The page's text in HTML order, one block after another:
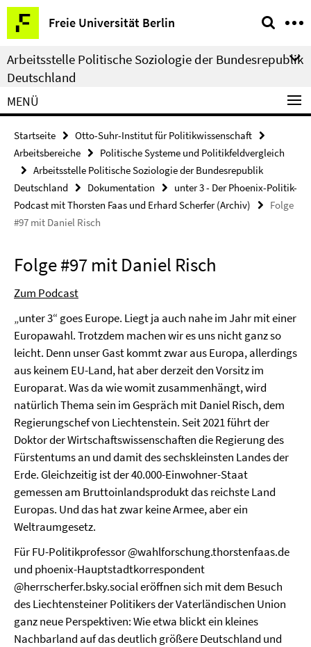
Springe
direkt
zu
Inhalt
Freie Universität Berlin
Service-
Navigation
Arbeitsstelle Politische Soziologie der Bundesrepublik
Deutschland
MENÜ
Startseite
Otto-Suhr-Institut für Politikwissenschaft
Arbeitsbereiche
Politische Systeme und Politikfeldvergleich
Arbeitsstelle Politische Soziologie der Bundesrepublik
Deutschland
Dokumentation
unter 3 - Der Phoenix-Politik-
Podcast mit Thorsten Faas und Erhard Scherfer (Archiv)
Folge
#97 mit Daniel Risch
Folge #97 mit Daniel Risch
Zum Podcast
„unter 3“ goes Europe. Liegt ja auch nahe im Jahr mit einer
Europawahl. Trotzdem machen wir es uns nicht ganz so
leicht. Denn unser Gast kommt zwar aus Europa, allerdings
aus keinem EU-Land, hat aber derzeit den Vorsitz im
Europarat. Was da wie womit zusammenhängt, wird
natürlich Thema sein im Gespräch mit Daniel Risch, dem
Regierungschef von Liechtenstein. Seit 2021 führt der
Doktor der Wirtschaftswissenschaften die Regierung des
Fürstentums an und damit des sechskleinsten Landes der
Erde. Gleichzeitig ist der 40.000-Einwohner-Staat
gemessen am Bruttoinlandsprodukt das reichste Land
Europas. Und das hat zwar keine Armee, aber ein
Weltraumgesetz.
Für FU-Politikprofessor @wahlforschung.thorstenfaas.de
und phoenix-Hauptstadtkorrespondent
@herrscherfer.bsky.social eröffnen sich mit dem Besuch
des Liechtensteiner Politikers der Vaterländischen Union
ganz neue Perspektiven: Wie etwa blickt ein kleines
Nachbarland auf das deutlich größere Deutschland und